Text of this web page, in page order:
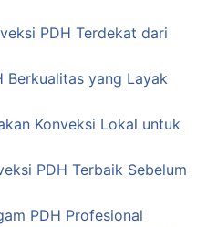
PDH Terdekat dari
Berkualitas yang Layak
Konveksi Lokal untuk
PDH Terbaik Sebelum
PDH Profesional